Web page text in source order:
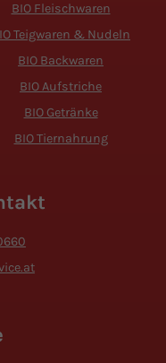
BIO Fleischwaren
Teigwaren & Nudeln
BIO Backwaren
BIO Aufstriche
BIO Getränke
BIO Tiernahrung